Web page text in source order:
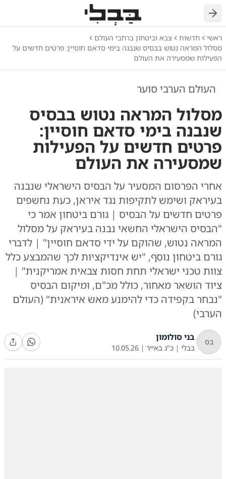
חזרה
ראשי חדשות
צבא וביטחון ברחבי העולם
מסלול המראה נטוש בבסיס שנבנה בימי סדאם חוסיין: פרטים חדשים על
הפעילות שמסעירה את העולם
העולם הערבי סוער
מסלול המראה נטוש בבסיס
שנבנה בימי סדאם חוסיין:
פרטים חדשים על הפעילות
שמסעירה את העולם
אחרי הפרסום המסעיר על הבסיס הישראלי שנבנה
בעיראק ושימש לתקיפות נגד איראן, כעת נחשפים
פרטים חדשים על הבסיס | גורם ביטחון אמר כי
"הבסיס הישראלי החשאי נבנה בעיראק על מסלול
המראה נטוש, שהוקם על ידי סדאם חוסיין" | לדברי
גורם ביטחון נוסף, "יש אינדיקציות לכך שהמבצע כלל
צוות טכני ישראלי תחת חסות צבאית אמריקנית" |
ציוד הושאר מאחור, כולל מכ"ם, ומיקום הבסיס
"נבחר בקפידה כדי להימנע מאש איראנית" (העולם
הערבי)
בס בני סולומון
בבלי | כ"ג באייר |
10.05.26